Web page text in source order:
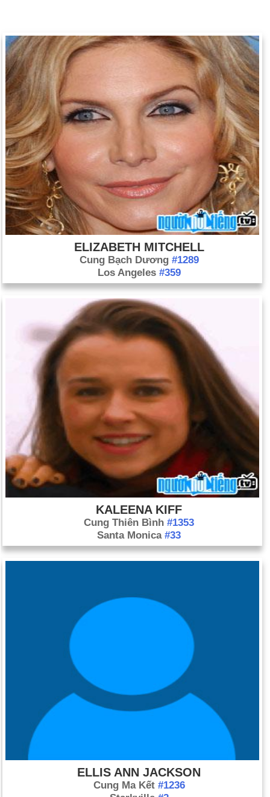
ELIZABETH MITCHELL
Cung Bạch Dương #1289
Los Angeles #359
KALEENA KIFF
Cung Thiên Bình #1353
Santa Monica #33
ELLIS ANN JACKSON
Cung Ma Kết #1236